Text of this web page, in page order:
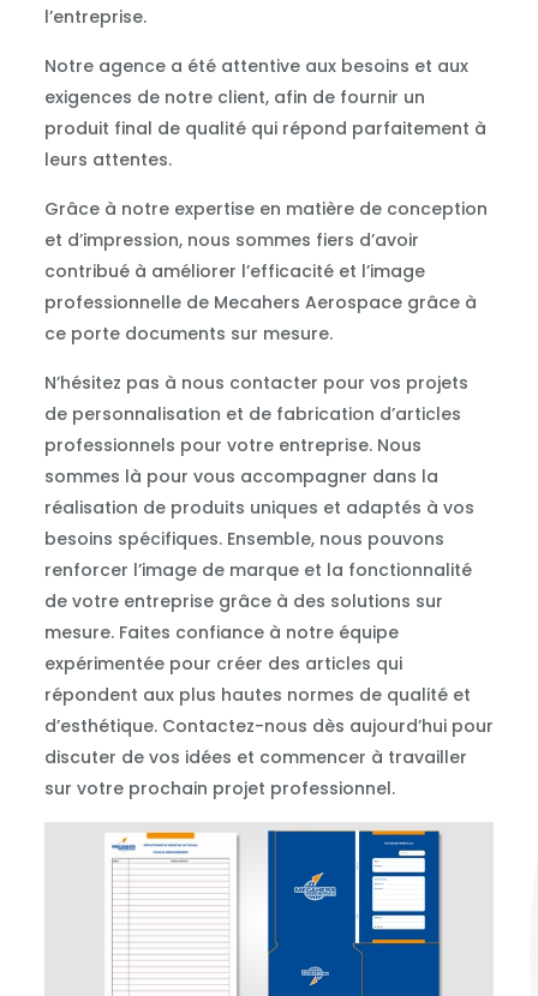
l’entreprise.
Notre agence a été attentive aux besoins et aux
exigences de notre client, afin de fournir un
produit final de qualité qui répond parfaitement à
leurs attentes.
Grâce à notre expertise en matière de conception
et d’impression, nous sommes fiers d’avoir
contribué à améliorer l’efficacité et l’image
professionnelle de Mecahers Aerospace grâce à
ce porte documents sur mesure.
N’hésitez pas à nous contacter pour vos projets
de personnalisation et de fabrication d’articles
professionnels pour votre entreprise. Nous
sommes là pour vous accompagner dans la
réalisation de produits uniques et adaptés à vos
besoins spécifiques. Ensemble, nous pouvons
renforcer l’image de marque et la fonctionnalité
de votre entreprise grâce à des solutions sur
mesure. Faites confiance à notre équipe
expérimentée pour créer des articles qui
répondent aux plus hautes normes de qualité et
d’esthétique. Contactez-nous dès aujourd’hui pour
discuter de vos idées et commencer à travailler
sur votre prochain projet professionnel.